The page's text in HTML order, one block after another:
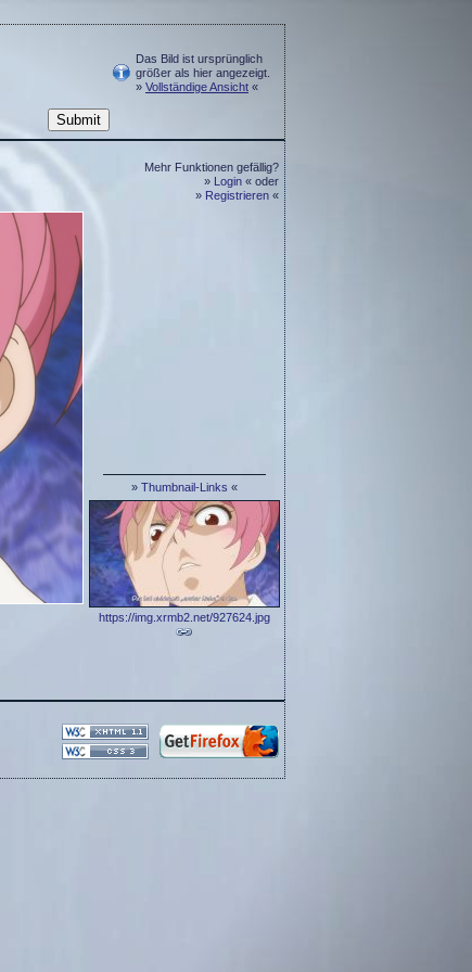
Das Bild ist ursprünglich
größer als hier angezeigt.
» Vollständige Ansicht «
Mehr Funktionen gefällig?
» Login « oder
» Registrieren «
» Thumbnail-Links «
https://img.xrmb2.net/927624.jpg